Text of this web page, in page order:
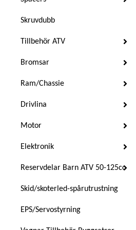
Skruvdubb
Tillbehör ATV
Bromsar
Ram/Chassie
Drivlina
Motor
Elektronik
Reservdelar Barn ATV 50-125cc
Skid/skoterled-spårutrustning
EPS/Servostyrning